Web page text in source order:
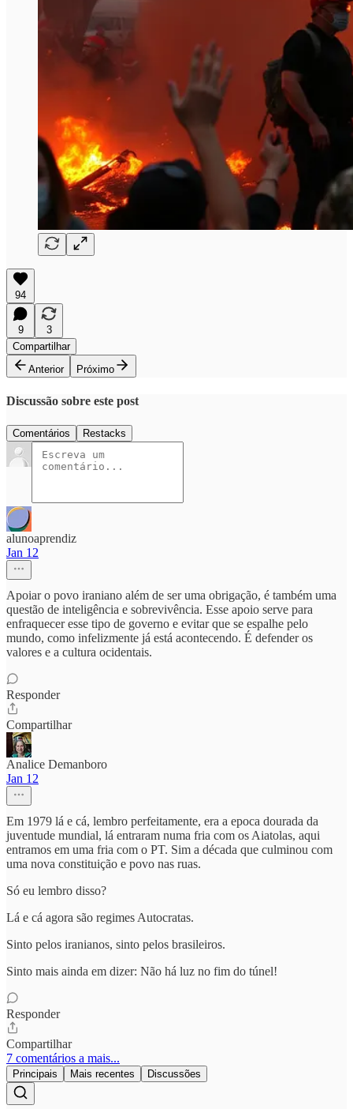
94
9
3
Compartilhar
Anterior
Próximo
Discussão sobre este post
Comentários Restacks
alunoaprendiz
Jan 12
Apoiar o povo iraniano além de ser uma obrigação, é também uma
questão de inteligência e sobrevivência. Esse apoio serve para
enfraquecer esse tipo de governo e evitar que se espalhe pelo
mundo, como infelizmente já está acontecendo. É defender os
valores e a cultura ocidentais.
Responder
Compartilhar
Analice Demanboro
Jan 12
Em 1979 lá e cá, lembro perfeitamente, era a epoca dourada da
juventude mundial, lá entraram numa fria com os Aiatolas, aqui
entramos em uma fria com o PT. Sim a década que culminou com
uma nova constituição e povo nas ruas.
Só eu lembro disso?
Lá e cá agora são regimes Autocratas.
Sinto pelos iranianos, sinto pelos brasileiros.
Sinto mais ainda em dizer: Não há luz no fim do túnel!
Responder
Compartilhar
7 comentários a mais...
Principais Mais recentes Discussões